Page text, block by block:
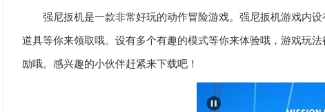
强尼扳机是一款非常好玩的动作冒险游戏。强尼扳机游戏内设
道具等你来领取哦。设有多个有趣的模式等你来体验哦，游戏玩
励哦。感兴趣的小伙伴赶紧来下载吧！